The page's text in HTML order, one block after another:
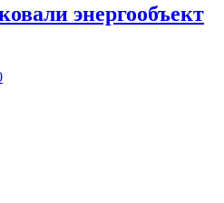
энергообъект